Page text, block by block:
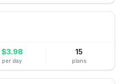
$3.98
per day
15
plans